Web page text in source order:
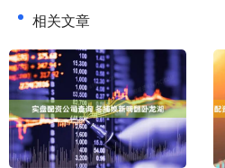
相关文章